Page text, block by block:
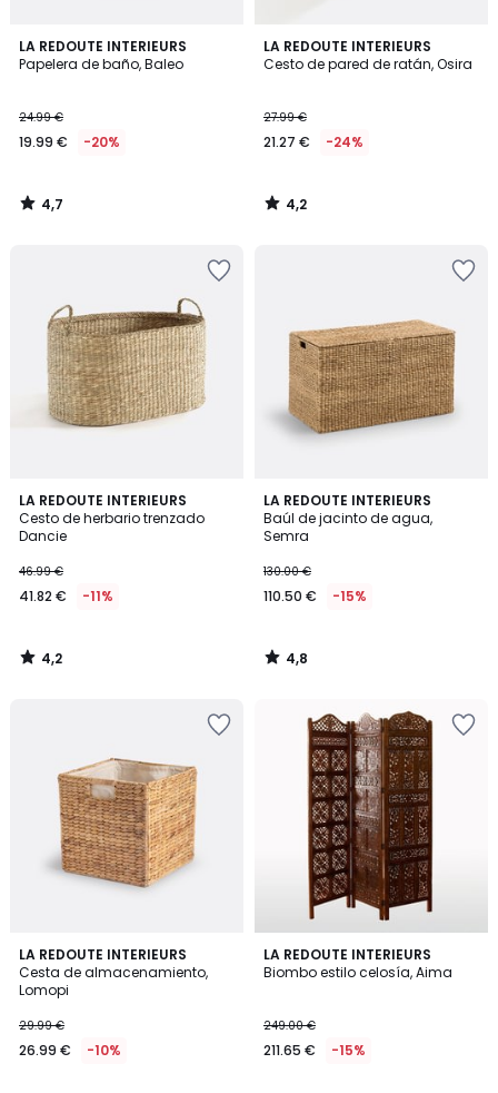
LA REDOUTE INTERIEURS
Papelera de baño, Baleo
24.99 €
19.99 € -20%
4,7
/ 5
4,7
/
LA REDOUTE INTERIEURS
Cesto de pared de ratán, Osira
27.99 €
21.27 € -24%
4,2
/ 5
4,2
/
LA REDOUTE INTERIEURS
Cesto de herbario trenzado
Dancie
46.99 €
41.82 € -11%
4,2
/ 5
4,2
/
LA REDOUTE INTERIEURS
Baúl de jacinto de agua,
Semra
130.00 €
110.50 € -15%
4,8
/ 5
4,8
/
LA REDOUTE INTERIEURS
Cesta de almacenamiento,
Lomopi
29.99 €
26.99 € -10%
4,4
/ 5
LA REDOUTE INTERIEURS
Biombo estilo celosía, Aima
249.00 €
211.65 € -15%
4,3
/ 5